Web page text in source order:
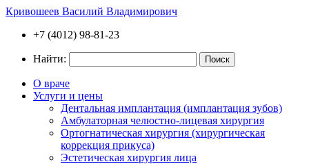
Кривошеев Василий Владимирович
+7 (4012) 98-81-23
Найти:
О враче
Услуги и цены
Дентальная имплантация (имплантация зубов)
Амбулаторная челюстно-лицевая хирургия
Ортогнатическая хирургия (хирургическая
коррекция прикуса)
Эстетическая хирургия лица